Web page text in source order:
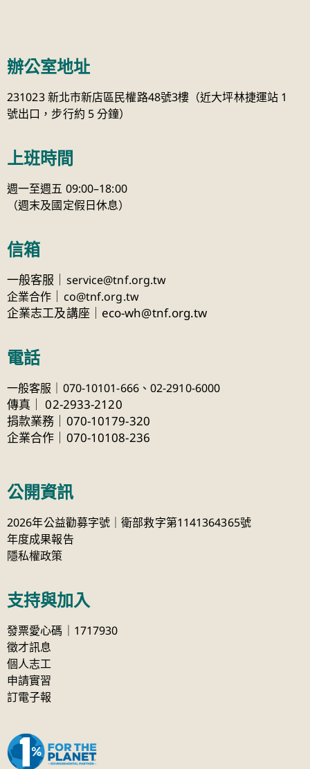
辦公室地址
231023 新北市新店區民權路48號3樓（近大坪林捷運站 1
號出口，步行約 5 分鐘）
上班時間
週一至週五 09:00–18:00
（週末及國定假日休息）
信箱
一般客服｜ service@tnf.org.tw
企業合作
co@tnf.org.tw
企業志工及講座｜eco-wh@tnf.org.tw
電話
一般客服｜070-10101-666、 02-2910-6000
傳真
02-2933-2120
捐款業務｜070-10179-320
企業合作｜070-10108-236
公開資訊
2026年公益勸募字號｜衛部救字第1141364365號
年度成果報告
隱私權政策
支持與加入
發票愛心碼｜1717930
徵才訊息
個人志工
申請實習
訂電子報